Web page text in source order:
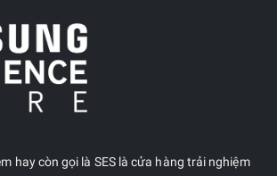
hay còn gọi là SES là cửa hàng trải nghiệm